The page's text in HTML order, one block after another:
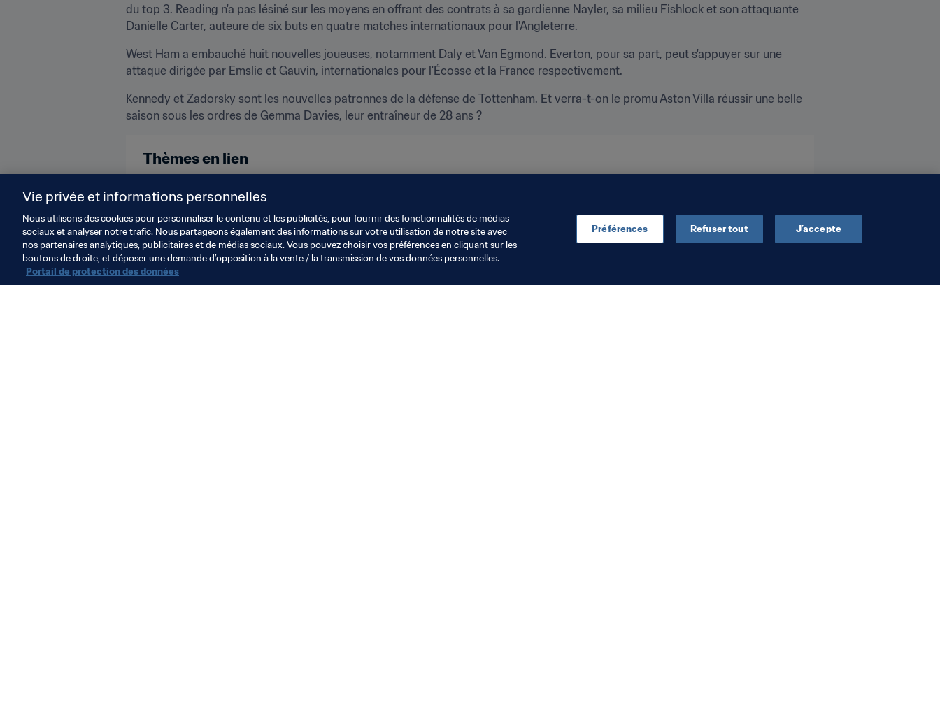
du top 3. Reading n'a pas lésiné sur les moyens en offrant des contrats à sa gardienne Nayler, sa milieu Fishlock et son attaquante
Danielle Carter, auteure de six buts en quatre matches internationaux pour l'Angleterre.
West Ham a embauché huit nouvelles joueuses, notamment Daly et Van Egmond. Everton, pour sa part, peut s'appuyer sur une
attaque dirigée par Emslie et Gauvin, internationales pour l'Écosse et la France respectivement.
Kennedy et Zadorsky sont les nouvelles patronnes de la défense de Tottenham. Et verra-t-on le promu Aston Villa réussir une belle
saison sous les ordres de Gemma Davies, leur entraîneur de 28 ans ?
Thèmes en lien
England
Vie privée et informations personnelles
Nous utilisons des cookies pour personnaliser le contenu et les publicités, pour fournir des fonctionnalités de médias
sociaux et analyser notre trafic. Nous partageons également des informations sur votre utilisation de notre site avec
nos partenaires analytiques, publicitaires et de médias sociaux. Vous pouvez choisir vos préférences en cliquant sur les
boutons de droite, et déposer une demande d’opposition à la vente / la transmission de vos données personnelles.
Portail de protection des données
Préférences Refuser tout J’accepte